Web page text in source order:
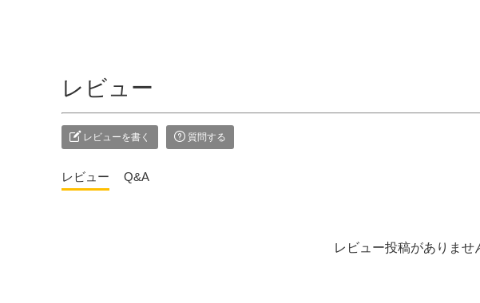
レビュー
レビューを書く 質問する
レビュー Q&A
レビュー投稿がありませ